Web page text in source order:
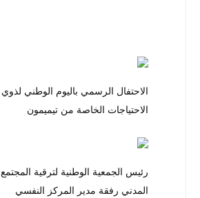
الاحتفال الرسمي باليوم الوطني لذوي
الاحتياجات الخاصة من تيميمون
رئيس الجمعية الوطنية لترقية المجتمع
المدني رفقة مدير المركز النفسي